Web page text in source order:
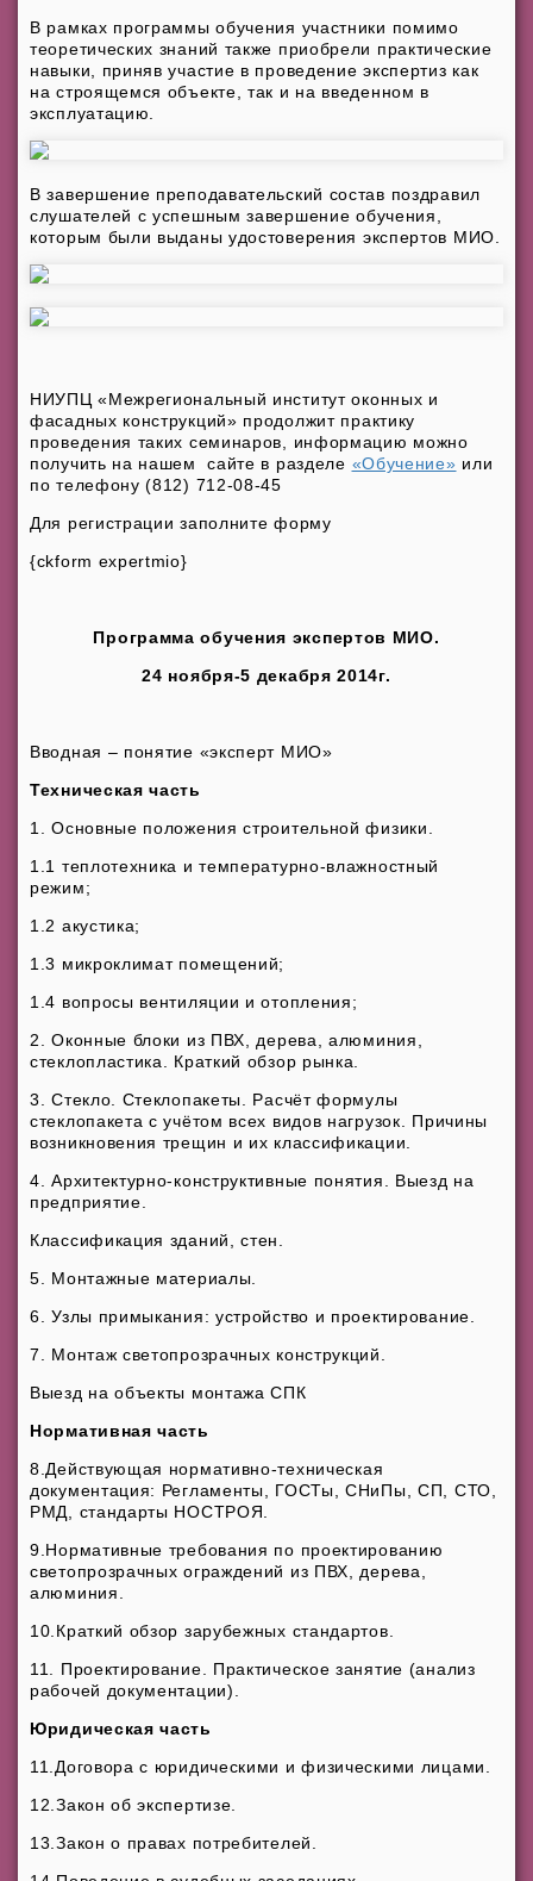
В рамках программы обучения участники помимо
теоретических знаний также приобрели практические
навыки, приняв участие в проведение экспертиз как
на строящемся объекте, так и на введенном в
эксплуатацию.
В завершение преподавательский состав поздравил
слушателей с успешным завершение обучения,
которым были выданы удостоверения экспертов МИО.
НИУПЦ «Межрегиональный институт оконных и
фасадных конструкций» продолжит практику
проведения таких семинаров, информацию можно
получить на нашем сайте в разделе «Обучение» или
по телефону (812) 712-08-45
Для регистрации заполните форму
{ckform expertmio}
Программа обучения экспертов МИО.
24 ноября-5 декабря 2014г.
Вводная – понятие «эксперт МИО»
Техническая часть
1. Основные положения строительной физики.
1.1 теплотехника и температурно-влажностный
режим;
1.2 акустика;
1.3 микроклимат помещений;
1.4 вопросы вентиляции и отопления;
2. Оконные блоки из ПВХ, дерева, алюминия,
стеклопластика. Краткий обзор рынка.
3. Стекло. Стеклопакеты. Расчёт формулы
стеклопакета с учётом всех видов нагрузок. Причины
возникновения трещин и их классификации.
4. Архитектурно-конструктивные понятия. Выезд на
предприятие.
Классификация зданий, стен.
5. Монтажные материалы.
6. Узлы примыкания: устройство и проектирование.
7. Монтаж светопрозрачных конструкций.
Выезд на объекты монтажа СПК
Нормативная часть
8.Действующая нормативно-техническая
документация: Регламенты, ГОСТы, СНиПы, СП, СТО,
РМД, стандарты НОСТРОЯ.
9.Нормативные требования по проектированию
светопрозрачных ограждений из ПВХ, дерева,
алюминия.
10.Краткий обзор зарубежных стандартов.
11. Проектирование. Практическое занятие (анализ
рабочей документации).
Юридическая часть
11.Договора с юридическими и физическими лицами.
12.Закон об экспертизе.
13.Закон о правах потребителей.